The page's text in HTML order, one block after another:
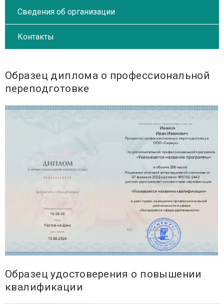
Сведения об организации
Контакты
Образец диплома о профессиональной
переподготовке
Образец удостоверения о повышении
квалификации